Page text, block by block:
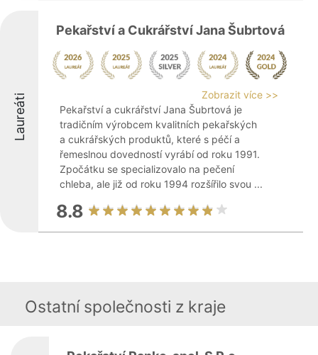
Laureáti
Pekařství a Cukrářství Jana Šubrtová
Zobrazit více >>
Pekařství a cukrářství Jana Šubrtová je
tradičním výrobcem kvalitních pekařských
a cukrářských produktů, které s péčí a
řemeslnou dovedností vyrábí od roku 1991.
Zpočátku se specializovalo na pečení
chleba, ale již od roku 1994 rozšířilo svou ...
8.8
Ostatní společnosti z kraje